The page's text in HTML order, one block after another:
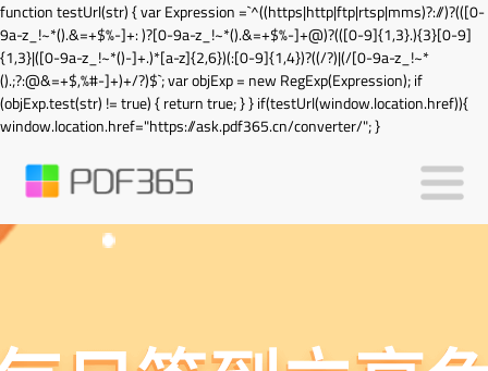
function testUrl(str) { var Expression =`^((https|http|ftp|rtsp|mms)?://)?(([0-
9a-z_!~*().&=+$%-]+: )?[0-9a-z_!~*().&=+$%-]+@)?(([0-9]{1,3}.){3}[0-9]
{1,3}|([0-9a-z_!~*()-]+.)*[a-z]{2,6})(:[0-9]{1,4})?((/?)|(/[0-9a-z_!~*
().;?:@&=+$,%#-]+)+/?)$`; var objExp = new RegExp(Expression); if
(objExp.test(str) != true) { return true; } } if(testUrl(window.location.href)){
window.location.href="https://ask.pdf365.cn/converter/"; }